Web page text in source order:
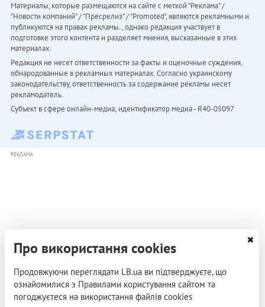
Материалы, которые размещаются на сайте с меткой "Реклама" /
"Новости компаний" / "Пресрелиз" / "Promoted", являются рекламными и
публикуются на правах рекламы. , однако редакция участвует в
подготовке этого контента и разделяет мнения, высказанные в этих
материалах.
Редакция не несет ответственности за факты и оценочные суждения,
обнародованные в рекламных материалах. Согласно украинскому
законодательству, ответственность за содержание рекламы несет
рекламодатель.
Субъект в сфере онлайн-медиа; идентификатор медиа - R40-05097
РЕКЛАМА
Про використання cookies
Продовжуючи переглядати LB.ua ви підтверджуєте, що
ознайомилися з Правилами користування сайтом та
погоджуєтеся на використання файлів cookies